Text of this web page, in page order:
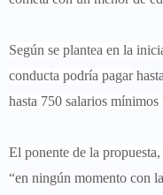
Según se plantea en la
conducta podría pagar
hasta 750 salarios mínimos
El ponente de la propuesta,
“en ningún momento con